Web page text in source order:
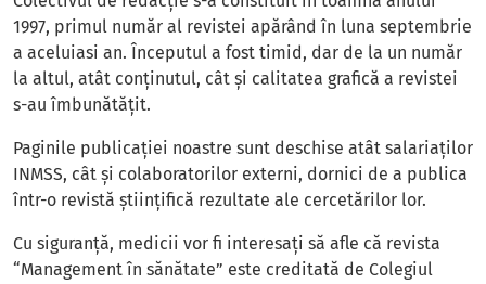
1997, primul număr al revistei apărând în luna septembrie
a aceluiasi an. Începutul a fost timid, dar de la un număr
la altul, atât conţinutul, cât şi calitatea grafică a revistei
s-au îmbunătăţit.
Paginile publicaţiei noastre sunt deschise atât salariaţilor
INMSS, cât şi colaboratorilor externi, dornici de a publica
într-o revistă ştiinţifică rezultate ale cercetărilor lor.
Cu siguranţă, medicii vor fi interesaţi să afle că revista
“Management în sănătate” este creditată de Colegiul